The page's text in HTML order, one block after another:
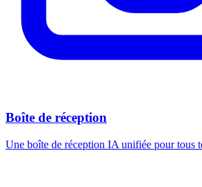
Boîte de réception
Une boîte de réception IA unifiée pour tous